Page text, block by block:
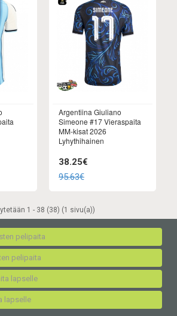
Argentiina Giuliano
Simeone #17 Vieraspaita
MM-kisat 2026
Lyhythihainen
38.25€
95.63€
1 - 38 (38) (1 sivu(a))
pelipaita
pelipaita
lapselle
lapselle